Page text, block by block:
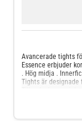
Avancerade tights
Essence erbjuder
. Hög midja .
Tights är
Tillverkade av
pullback och
för säker förvaring
optimal ventilation